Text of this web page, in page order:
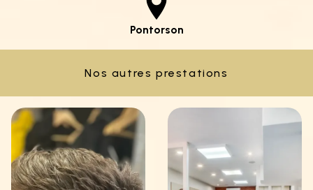
Pontorson
Nos autres prestations